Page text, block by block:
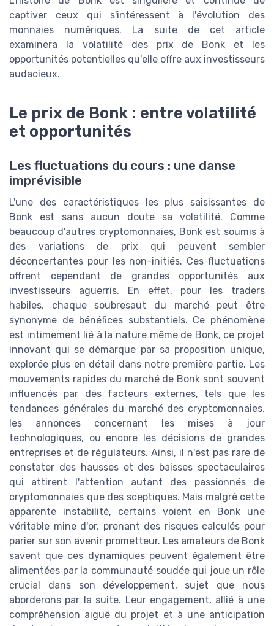
captiver ceux qui s'intéressent à l'évolution des
monnaies numériques. La suite de cet article
examinera la volatilité des prix de Bonk et les
opportunités potentielles qu'elle offre aux investisseurs
audacieux.
Le prix de Bonk : entre volatilité
et opportunités
Les fluctuations du cours : une danse
imprévisible
L'une des caractéristiques les plus saisissantes de
Bonk est sans aucun doute sa volatilité. Comme
beaucoup d'autres cryptomonnaies, Bonk est soumis à
des variations de prix qui peuvent sembler
déconcertantes pour les non-initiés. Ces fluctuations
offrent cependant de grandes opportunités aux
investisseurs aguerris. En effet, pour les traders
habiles, chaque soubresaut du marché peut être
synonyme de bénéfices substantiels. Ce phénomène
est intimement lié à la nature même de Bonk, ce projet
innovant qui se démarque par sa proposition unique,
explorée plus en détail dans notre première partie. Les
mouvements rapides du marché de Bonk sont souvent
influencés par des facteurs externes, tels que les
tendances générales du marché des cryptomonnaies,
les annonces concernant les mises à jour
technologiques, ou encore les décisions de grandes
entreprises et de régulateurs. Ainsi, il n'est pas rare de
constater des hausses et des baisses spectaculaires
qui attirent l'attention autant des passionnés de
cryptomonnaies que des sceptiques. Mais malgré cette
apparente instabilité, certains voient en Bonk une
véritable mine d'or, prenant des risques calculés pour
parier sur son avenir prometteur. Les amateurs de Bonk
savent que ces dynamiques peuvent également être
alimentées par la communauté soudée qui joue un rôle
crucial dans son développement, sujet que nous
aborderons par la suite. Leur engagement, allié à une
compréhension aiguë du projet et à une anticipation